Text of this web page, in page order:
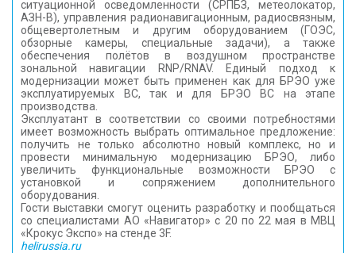
ситуационной осведомленности (СРПБЗ, метеолокатор,
АЗН-В), управления радионавигационным, радиосвязным,
общевертолетным и другим оборудованием (ГОЭС,
обзорные камеры, специальные задачи), а также
обеспечения полётов в воздушном пространстве
зональной навигации RNP/RNAV. Единый подход к
модернизации может быть применен как для БРЭО уже
эксплуатируемых ВС, так и для БРЭО ВС на этапе
производства.
Эксплуатант в соответствии со своими потребностями
имеет возможность выбрать оптимальное предложение:
получить не только абсолютно новый комплекс, но и
провести минимальную модернизацию БРЭО, либо
увеличить функциональные возможности БРЭО с
установкой и сопряжением дополнительного
оборудования.
Гости выставки смогут оценить разработку и пообщаться
со специалистами АО «Навигатор» с 20 по 22 мая в МВЦ
«Крокус Экспо» на стенде 3F.
helirussia.ru